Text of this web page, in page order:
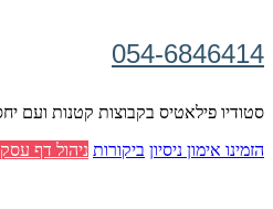
054-6846414
סטודיו פילאטיס בקבוצות קטנות ועם
הזמינו אימון ניסיון ביקורות ניהול דף